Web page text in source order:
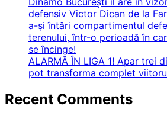
defensiv Victor Dican de la
a-și întări compartimentul
terenului, într-o perioadă în
se încinge!
ALARMĂ ÎN LIGA 1! Apar trei
pot transforma complet
Recent Comments